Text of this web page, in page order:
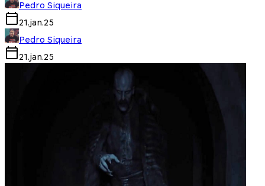
Pedro Siqueira
21.jan.25
Pedro Siqueira
21.jan.25